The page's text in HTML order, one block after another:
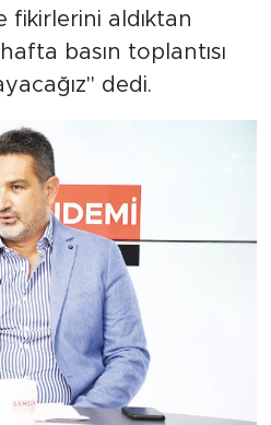
fikirlerini aldıktan
basın toplantısı
dedi.